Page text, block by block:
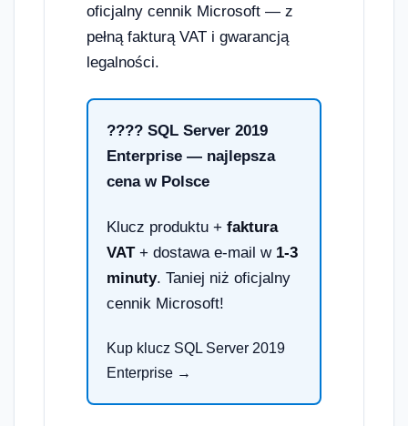
oficjalny cennik Microsoft — z
pełną fakturą VAT i gwarancją
legalności.
???? SQL Server 2019
Enterprise — najlepsza
cena w Polsce
Klucz produktu + faktura
VAT+ dostawa e-mail w 1-3
minuty. Taniej niż oficjalny
cennik Microsoft!
Kup klucz SQL Server 2019
Enterprise →